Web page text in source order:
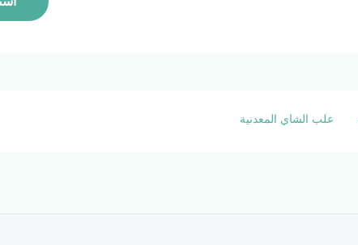
علب الشاي المعدنية